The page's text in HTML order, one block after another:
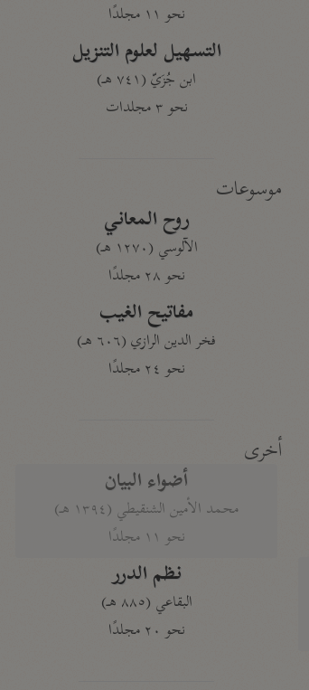
نحو ١١ مجلدًا
التسهيل لعلوم التنزيل
ابن جُزَيّ (٧٤١ هـ)
نحو ٣ مجلدات
موسوعات
روح المعاني
الآلوسي (١٢٧٠ هـ)
نحو ٢٨ مجلدًا
مفاتيح الغيب
فخر الدين الرازي (٦٠٦ هـ)
نحو ٢٤ مجلدًا
أخرى
أضواء البيان
محمد الأمين الشنقيطي (١٣٩٤ هـ)
نحو ١١ مجلدًا
نظم الدرر
البقاعي (٨٨٥ هـ)
نحو ٢٠ مجلدًا